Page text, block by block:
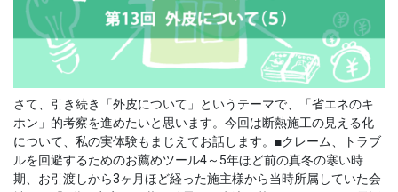
さて、引き続き「外皮について」というテーマで、「省エネのキ
ホン」的考察を進めたいと思います。今回は断熱施工の見える化
について、私の実体験もまじえてお話します。■クレーム、トラブ
ルを回避するためのお薦めツール4～5年ほど前の真冬の寒い時
期、お引渡しから3ヶ月ほど経った施主様から当時所属していた会